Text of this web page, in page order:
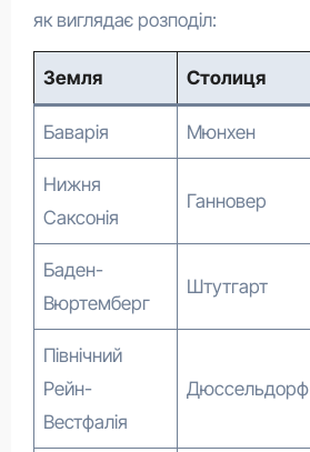
як виглядає розподіл:
Земля Столиця
Баварія Мюнхен
Нижня
Саксонія
Ганновер
Баден-
Вюртемберг
Штутгарт
Північний
Рейн-
Вестфалія
Дюссельдорф